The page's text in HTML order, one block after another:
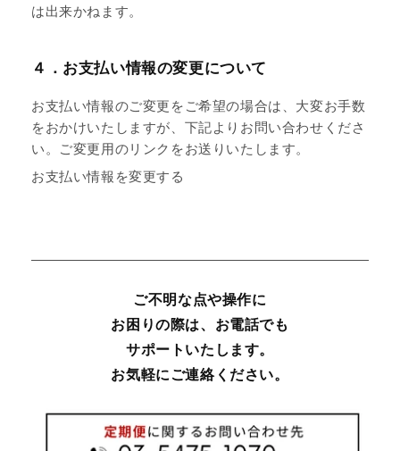
は出来かねます。
４．お支払い情報の変更について
お支払い情報のご変更をご希望の場合は、大変お手数
をおかけいたしますが、下記よりお問い合わせくださ
い。ご変更用のリンクをお送りいたします。
お支払い情報を変更する
ご不明な点や操作に
お困りの際は、お電話でも
サポートいたします。
お気軽にご連絡ください。